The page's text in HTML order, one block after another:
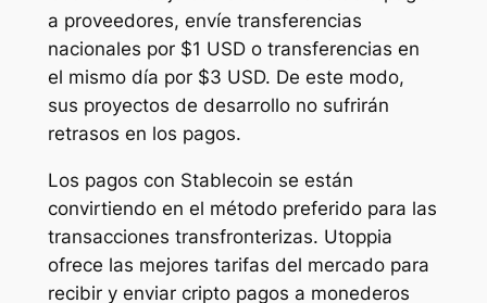
a proveedores, envíe transferencias
nacionales por $1 USD o transferencias en
el mismo día por $3 USD. De este modo,
sus proyectos de desarrollo no sufrirán
retrasos en los pagos.
Los pagos con Stablecoin se están
convirtiendo en el método preferido para las
transacciones transfronterizas. Utoppia
ofrece las mejores tarifas del mercado para
recibir y enviar cripto pagos a monederos